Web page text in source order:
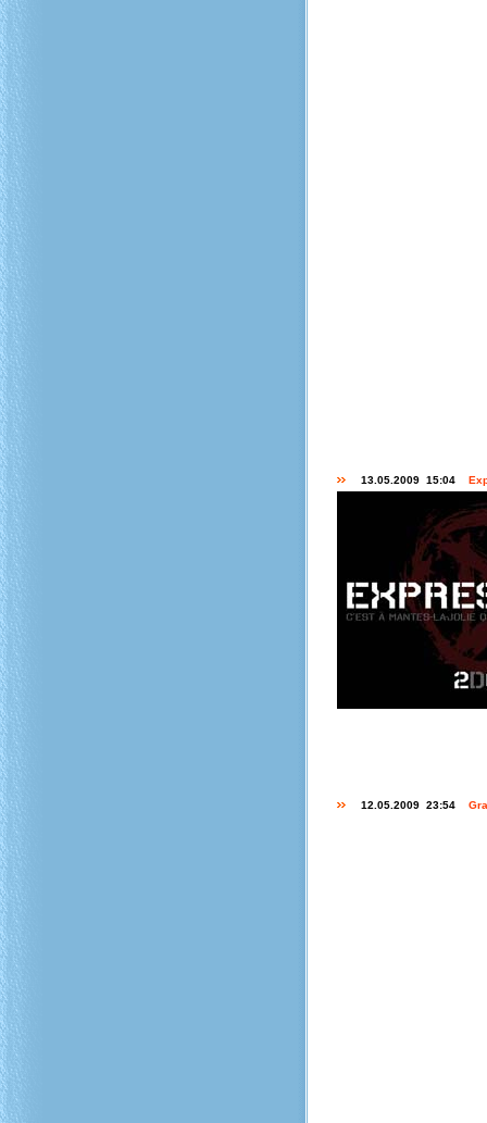
13.05.2009 15:04
12.05.2009 23:54